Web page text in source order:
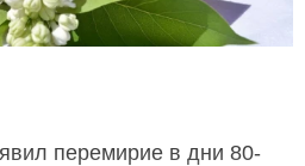
перемирие в дни 80-